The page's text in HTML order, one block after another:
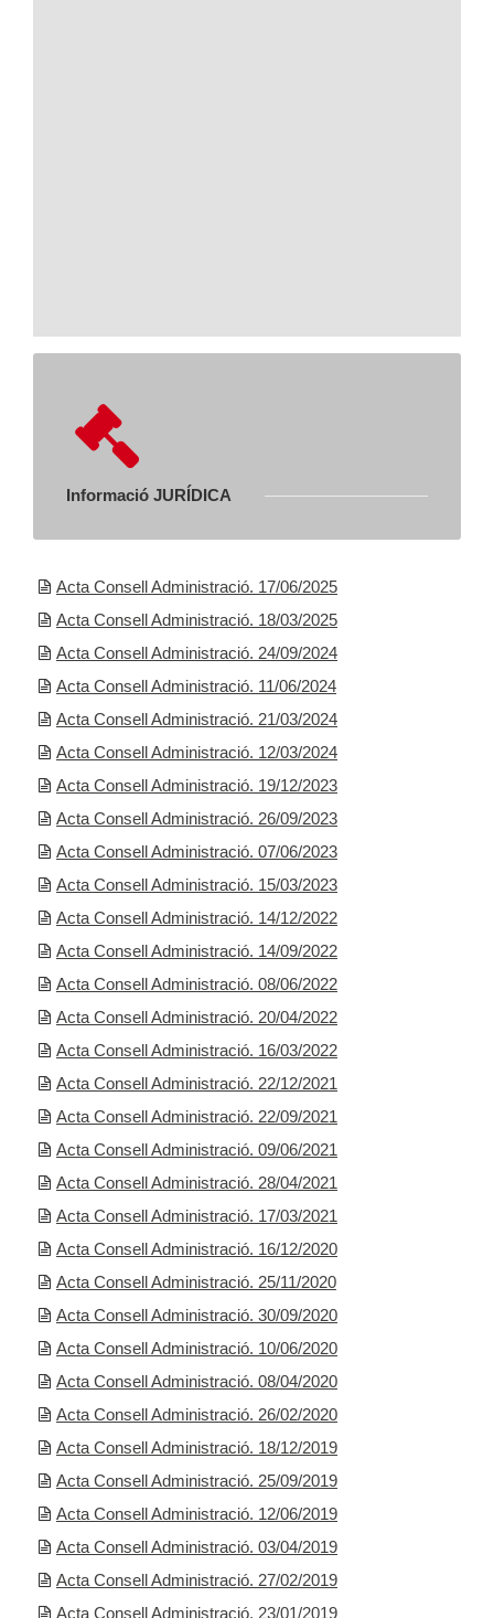
Informació JURÍDICA
Acta Consell Administració. 17/06/2025
Acta Consell Administració. 18/03/2025
Acta Consell Administració. 24/09/2024
Acta Consell Administració. 11/06/2024
Acta Consell Administració. 21/03/2024
Acta Consell Administració. 12/03/2024
Acta Consell Administració. 19/12/2023
Acta Consell Administració. 26/09/2023
Acta Consell Administració. 07/06/2023
Acta Consell Administració. 15/03/2023
Acta Consell Administració. 14/12/2022
Acta Consell Administració. 14/09/2022
Acta Consell Administració. 08/06/2022
Acta Consell Administració. 20/04/2022
Acta Consell Administració. 16/03/2022
Acta Consell Administració. 22/12/2021
Acta Consell Administració. 22/09/2021
Acta Consell Administració. 09/06/2021
Acta Consell Administració. 28/04/2021
Acta Consell Administració. 17/03/2021
Acta Consell Administració. 16/12/2020
Acta Consell Administració. 25/11/2020
Acta Consell Administració. 30/09/2020
Acta Consell Administració. 10/06/2020
Acta Consell Administració. 08/04/2020
Acta Consell Administració. 26/02/2020
Acta Consell Administració. 18/12/2019
Acta Consell Administració. 25/09/2019
Acta Consell Administració. 12/06/2019
Acta Consell Administració. 03/04/2019
Acta Consell Administració. 27/02/2019
Acta Consell Administració. 23/01/2019